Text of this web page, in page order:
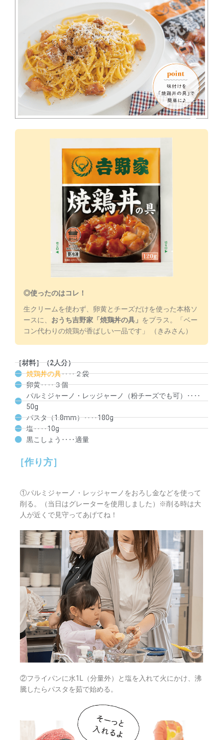
◎使ったのはコレ！
生クリームを使わず、卵黄とチーズだけを使った本格ソ
ースに、 おうち吉野家「焼鶏丼の具」 をプラス。「ベー
コン代わりの焼鶏が香ばしい一品です」 （きみさん）
［材料］（2人分）
焼鶏丼の具‥‥２袋
卵黄‥‥３個
パルミジャーノ・レッジャーノ（粉チーズでも可）‥‥
50g
パスタ（1.8mm）‥‥180g
塩‥‥10g
黒こしょう‥‥適量
［作り方］
①パルミジャーノ・レッジャーノをおろし金などを使って
削る。（当日はグレーターを使用しました）※削る時は大
人が近くで見守ってあげてね！
②フライパンに水1L（分量外）と塩を入れて火にかけ、沸
騰したらパスタを茹で始める。